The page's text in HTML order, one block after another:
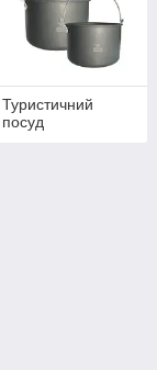
Туристичний
посуд